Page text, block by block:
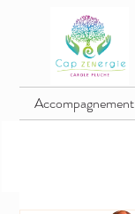
Accompagnement